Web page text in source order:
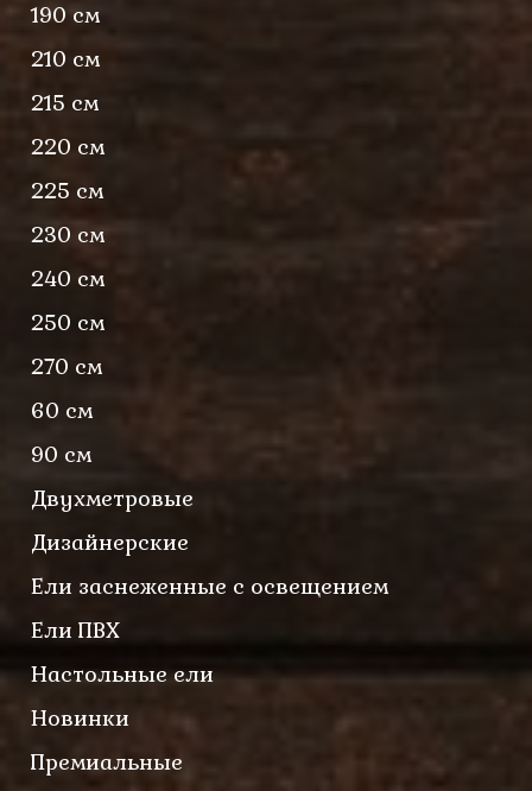
190 см
210 см
215 см
220 см
225 см
230 см
240 см
250 см
270 см
60 см
90 см
Двухметровые
Дизайнерские
Ели заснеженные с освещением
Ели ПВХ
Настольные ели
Новинки
Премиальные